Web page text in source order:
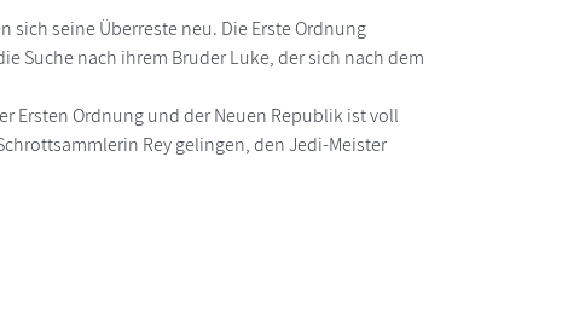
seine Überreste neu. Die Erste Ordnung
Suche nach ihrem Bruder Luke, der sich nach dem
Ersten Ordnung und der Neuen Republik ist voll
Rey gelingen, den Jedi-Meister